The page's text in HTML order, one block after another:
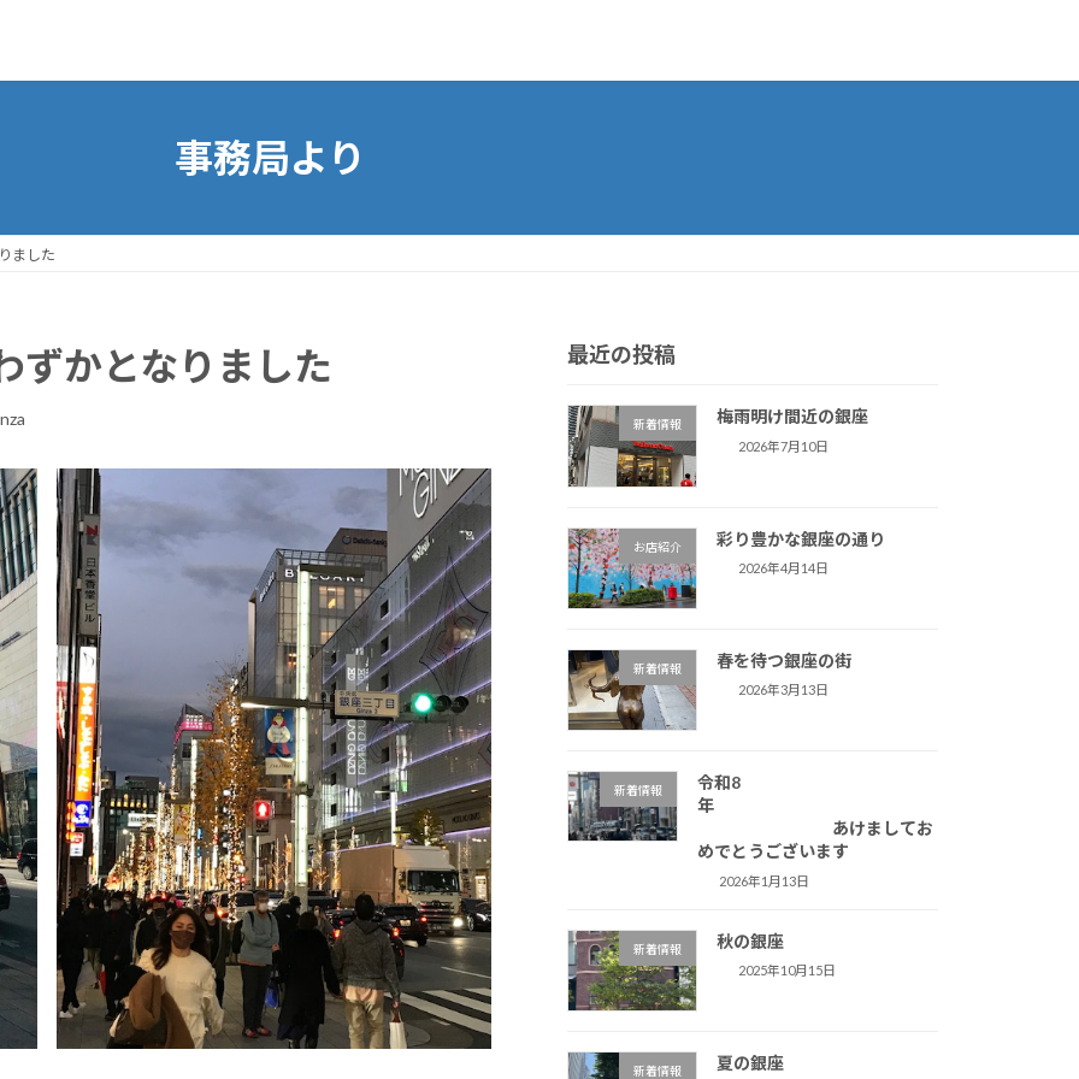
事務局より
ました
ずかとなりました 最近の投稿
新着情報 梅雨明け間近の銀座
2026年7月10日
お店紹介 彩り豊かな銀座の通り
2026年4月14日
新着情報 春を待つ銀座の街
2026年3月13日
新着情報
令和8
年
あけましてお
めでとうございます
2026年1月13日
新着情報 秋の銀座
2025年10月15日
新着情報 夏の銀座